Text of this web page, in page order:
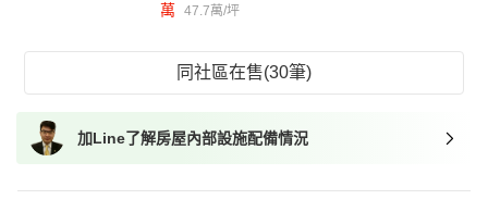
萬 47.7萬/坪
同社區在售(30筆)
加Line了解房屋內部設施配備情況